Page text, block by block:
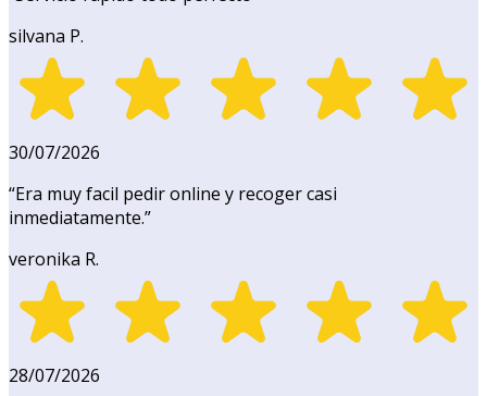
silvana P.
30/07/2026
“Era muy facil pedir online y recoger casi
inmediatamente.”
veronika R.
28/07/2026